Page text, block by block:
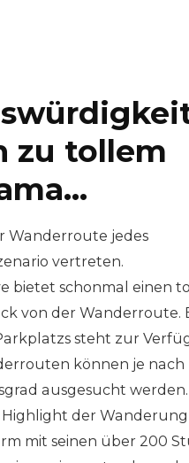
zu tollem
Wanderroute jedes
vertreten.
bietet schonmal einen
von der Wanderroute.
steht zur
können je nach
ausgesucht werden.
Highlight der
mit seinen über 200